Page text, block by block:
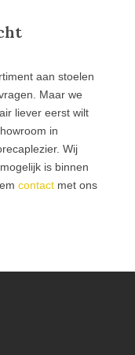
aan stoelen
Maar we
liever eerst wilt
in
Wij
is binnen
contact met ons